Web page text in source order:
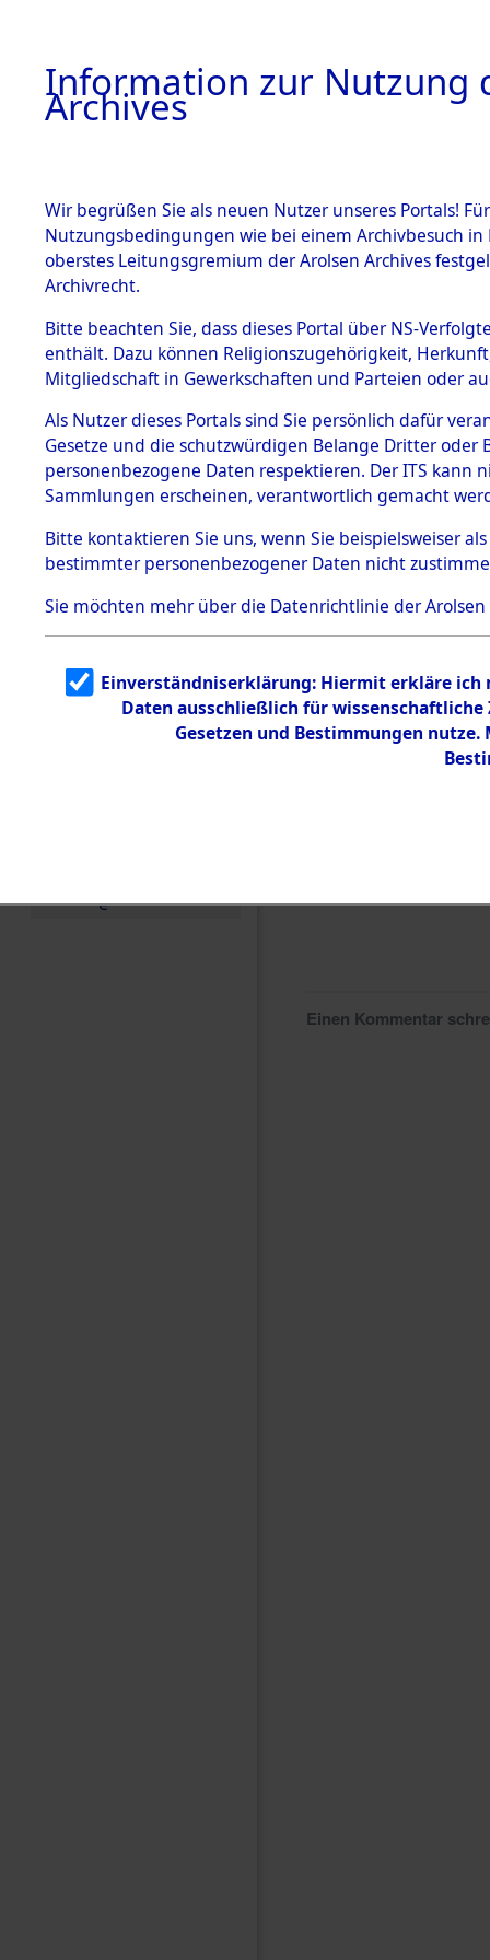
BESTÄNDE
1.
mente
5. Verschiedenes
5.3
Todesmärsche
5.3.1 Alliierte
Erhebungen
zu
Todesmärsch
en
5.3.2
g
5.3.3
Todesmärsch
e
0003
Einen Kommentar
Information zur Nutzung
Archives
Wir begrüßen Sie als neuen Nutzer unseres Portals!
Nutzungsbedingungen wie bei einem Archivbesuch
oberstes Leitungsgremium der Arolsen Archives
Archivrecht.
Bitte beachten Sie, dass dieses Portal über NS-
enthält. Dazu können Religionszugehörigkeit,
Mitgliedschaft in Gewerkschaften und Parteien oder
Als Nutzer dieses Portals sind Sie persönlich dafür
Gesetze und die schutzwürdigen Belange Dritter
personenbezogene Daten respektieren. Der ITS
Sammlungen erscheinen, verantwortlich gemacht
Bitte kontaktieren Sie uns, wenn Sie beispielsweiser
bestimmter personenbezogener Daten nicht
Sie möchten mehr über die Datenrichtlinie der Arolsen
Einverständniserklärung: Hiermit erkläre ich
Daten ausschließlich für
Gesetzen und Bestimmungen